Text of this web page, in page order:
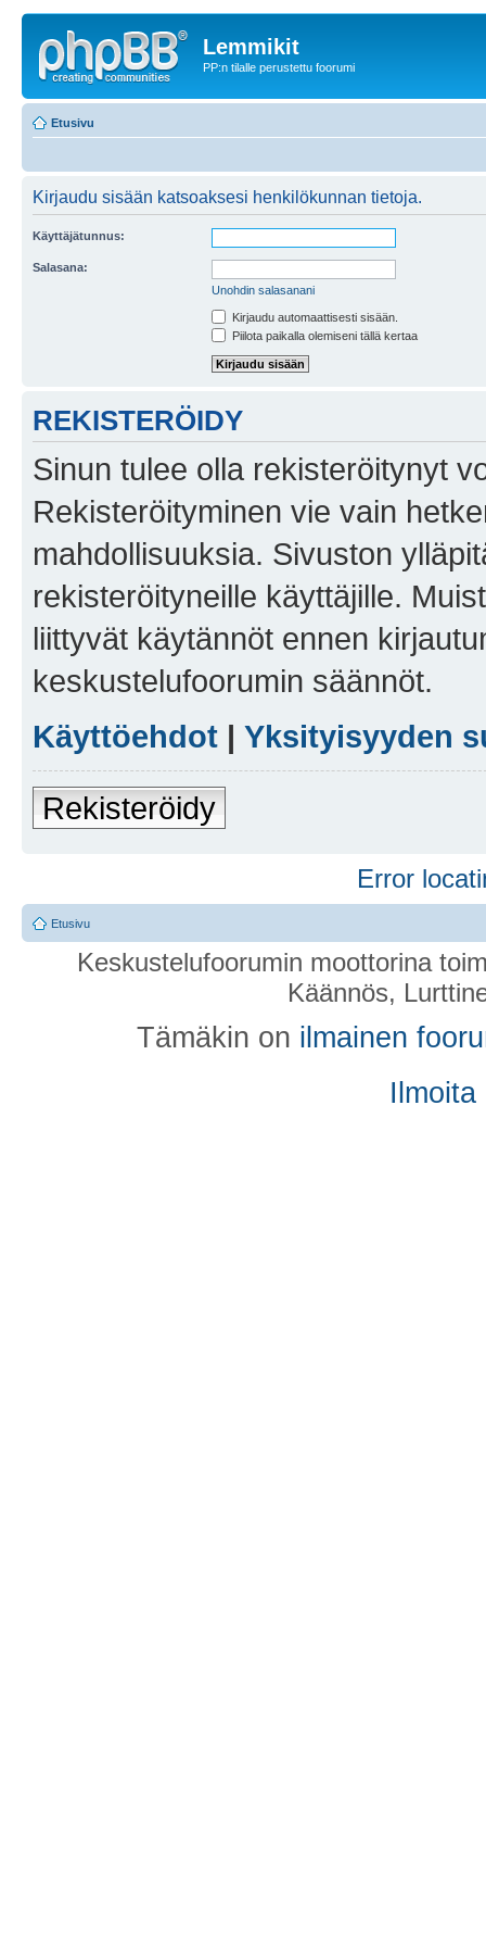
Lemmikit
PP:n tilalle perustettu foorumi
Etusivu
Kirjaudu sisään katsoaksesi henkilökunnan tietoja.
Käyttäjätunnus:
Salasana:
Unohdin salasanani
Kirjaudu automaattisesti sisään.
Piilota paikalla olemiseni tällä kertaa
REKISTERÖIDY
Sinun tulee olla rekisteröitynyt
Rekisteröityminen vie vain
mahdollisuuksia. Sivuston
rekisteröityneille käyttäjille.
liittyvät käytännöt ennen
keskustelufoorumin säännöt.
Käyttöehdot | Yksityisyyden
Rekisteröidy
Error
Etusivu
Keskustelufoorumin moottorina
Käännös,
Tämäkin on ilmainen